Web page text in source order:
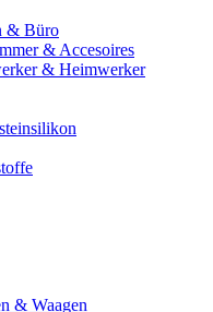
& Büro
& Accesoires
& Heimwerker
& Waagen